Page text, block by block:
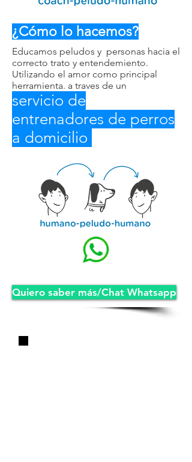
¿Cómo lo hacemos?
Educamos peludos y personas hacia el
correcto trato y entendemiento.
Utilizando el amor como principal
herramienta. a traves de un
servicio de
entrenadores de perros
a domicilio
Quiero saber más/Chat Whatsapp